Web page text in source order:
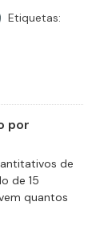
Etiquetas:
por
de
de 15
quantos